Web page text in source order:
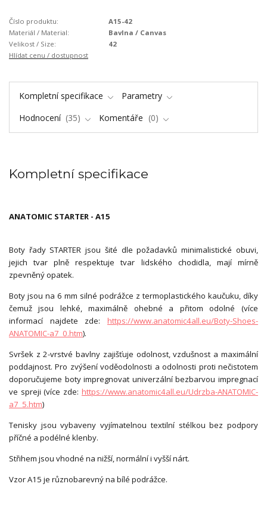
Číslo produktu:
A15-42
Materiál / Material:
Bavlna / Canvas
Velikost / Size:
42
Hlídat cenu / dostupnost
Kompletní specifikace
Parametry
Hodnocení
35 Komentáře 0
Kompletní specifikace
ANATOMIC STARTER - A15
Boty řady STARTER jsou šité dle požadavků minimalistické obuvi,
jejich tvar plně respektuje tvar lidského chodidla, mají mírně
zpevněný opatek.
Boty jsou na 6 mm silné podrážce z termoplastického kaučuku, díky
čemuž jsou lehké, maximálně ohebné a přitom odolné (více
informací najdete zde: https://www.anatomic4all.eu/Boty-Shoes-
ANATOMIC-a7_0.htm).
Svršek z 2-vrstvé bavlny zajišťuje odolnost, vzdušnost a maximální
poddajnost. Pro zvýšení voděodolnosti a odolnosti proti nečistotem
doporučujeme boty impregnovat univerzální bezbarvou impregnací
ve spreji (více zde: https://www.anatomic4all.eu/Udrzba-ANATOMIC-
a7_5.htm)
Tenisky jsou vybaveny vyjímatelnou textilní stélkou bez podpory
příčné a podélné klenby.
Střihem jsou vhodné na nižší, normální i vyšší nárt.
Vzor A15 je různobarevný na bílé podrážce.